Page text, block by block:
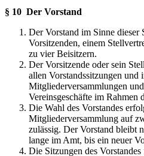
§ 10 Der Vorstand
Der Vorstand im Sinne dieser
Vorsitzenden, einem
zu vier Beisitzern.
Der Vorsitzende oder sein
allen Vorstandssitzungen und
Mitgliederversammlungen
Vereinsgeschäfte im Rahmen
Die Wahl des Vorstandes
Mitgliederversammlung auf
zulässig. Der Vorstand bleibt
lange im Amt, bis ein neuer
Die Sitzungen des